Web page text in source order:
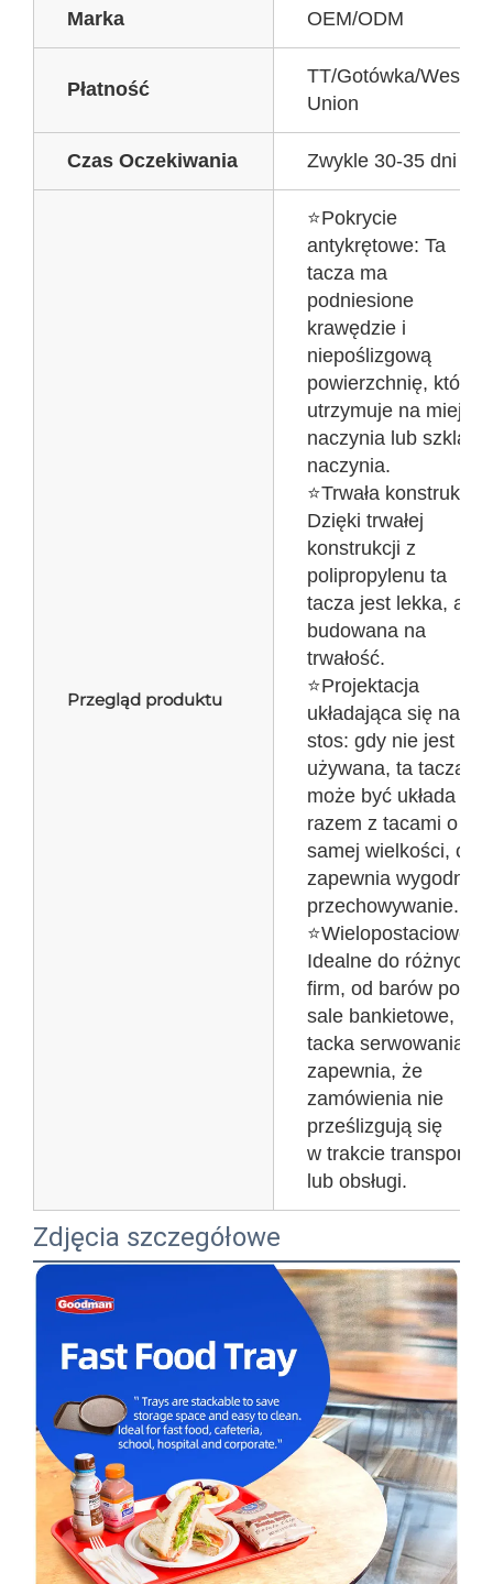
Marka OEM/ODM
Płatność
TT/Gotówka/West
Union
Czas Oczekiwania Zwykle 30-35 dni
Przegląd produktu
⭐Pokrycie
antykrętowe: Ta
tacza ma
podniesione
krawędzie i
niepoślizgową
powierzchnię, która
utrzymuje na miejscu
naczynia lub szklane
naczynia.
⭐Trwała konstrukcja:
Dzięki trwałej
konstrukcji z
polipropylenu ta
tacza jest lekka, ale
budowana na
trwałość.
⭐Projektacja
układająca się na
stos: gdy nie jest
używana, ta tacza
może być układa się
razem z tacami o tej
samej wielkości, co
zapewnia wygodne
przechowywanie.
⭐Wielopostaciowe:
Idealne do różnych
firm, od barów po
sale bankietowe, ta
tacka serwowania
zapewnia, że
zamówienia nie
prześlizgują się
w trakcie transportu
lub obsługi.
Zdjęcia szczegółowe